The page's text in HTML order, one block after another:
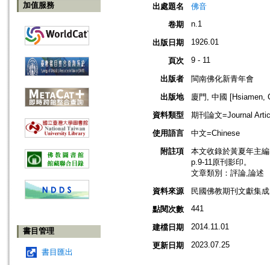
加值服務
書目管理
書目匯出
出處題名
佛音
卷期
n.1
出版日期 1926.01
頁次 9 - 11
出版者
閩南佛化新青年會
出版地
廈門, 中國 [Hsiamen,
資料類型
期刊論文=Journal
使用語言
中文=Chinese
附註項
本文收錄於黃夏年主
p.9-11原刊影印。
文章類別：評論,論述
資料來源
民國佛教期刊文獻集
點閱次數
441
建檔日期 2014.11.01
更新日期 2023.07.25